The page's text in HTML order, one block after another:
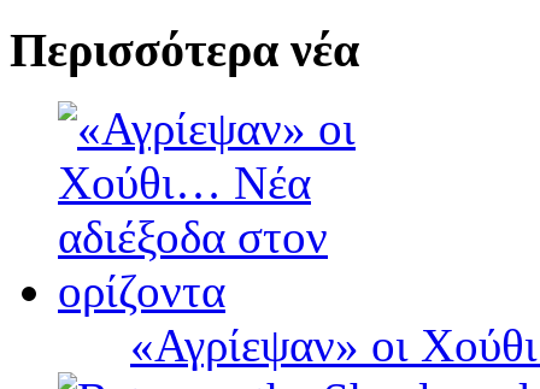
Περισσότερα νέα
«Αγρίεψαν» οι